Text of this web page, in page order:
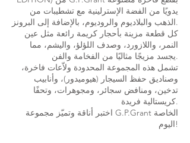
يدويًا من الفضة الإسترلينية مع تشطيبات من
الذهب والبلاديوم والروديوم، بالإضافة إلى البرونز.
كل قطعة مزينة بأحجار كريمة رائعة مثل عين
النمر، واللازورد، وصدف اللؤلؤ، واليشم، مما
يجسد مزيجًا مثاليًا من الفخامة والفن.
تشمل هذه المجموعة المحدودة ولاّعات فاخرة،
وصناديق حفظ السيجار (هيوميدور)، وأنابيب
تدخين، ومنافض سجائر، ومجوهرات، وتحفًا
كريستالية فريدة.
اختبر أناقة وتميّز مجموعة G.P.Grant الخاصة
اليوم!